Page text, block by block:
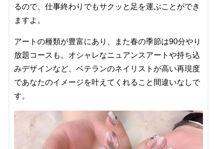
るので、仕事終わりでもサクッと足を運ぶことができ
ますよ。
アートの種類が豊富にあり、また春の季節は90分やり
放題コースも。オシャレなニュアンスアートや持ち込
みデザインなど、ベテランのネイリストが高い再現度
であなたのイメージを叶えてくれること間違いなしで
す。